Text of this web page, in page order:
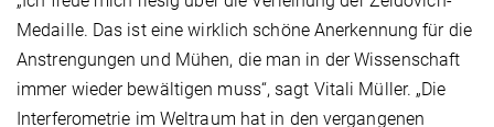
Medaille. Das ist eine wirklich schöne Anerkennung für die
Anstrengungen und Mühen, die man in der Wissenschaft
immer wieder bewältigen muss“, sagt Vitali Müller. „Die
Interferometrie im Weltraum hat in den vergangenen